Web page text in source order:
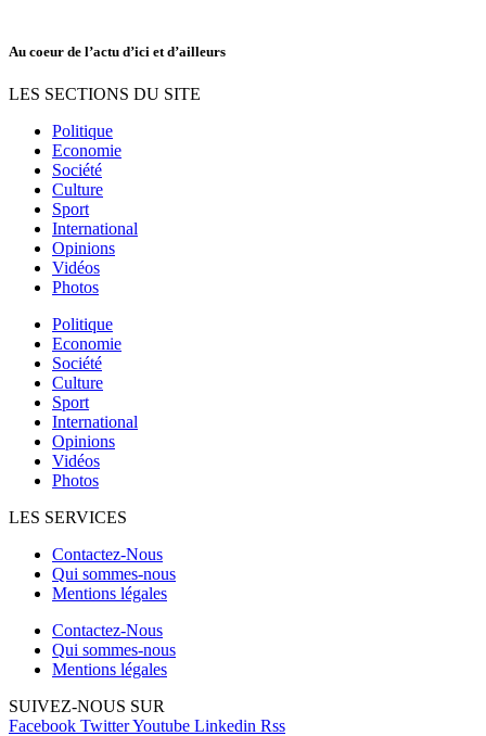
Au coeur de l’actu d’ici et d’ailleurs
LES SECTIONS DU SITE
Politique
Economie
Société
Culture
Sport
International
Opinions
Vidéos
Photos
Politique
Economie
Société
Culture
Sport
International
Opinions
Vidéos
Photos
LES SERVICES
Contactez-Nous
Qui sommes-nous
Mentions légales
Contactez-Nous
Qui sommes-nous
Mentions légales
SUIVEZ-NOUS SUR
Facebook TwitterYoutube Linkedin Rss